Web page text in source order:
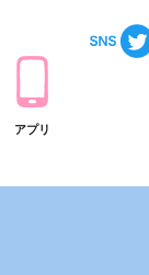
アプリ